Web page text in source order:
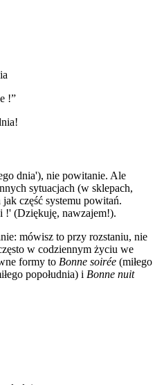
!”
dnia'), nie powitanie. Ale
sytuacjach (w sklepach,
część systemu powitań.
!' (Dziękuję, nawzajem!).
mówisz to przy rozstaniu, nie
w codziennym życiu we
formy to Bonne soirée (miłego
popołudnia) i Bonne nuit